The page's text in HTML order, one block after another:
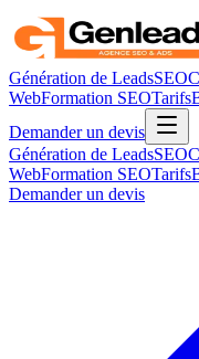
Génération de LeadsSEO
WebFormation SEOTarifs
Demander un devis
Génération de LeadsSEO
WebFormation SEOTarifs
Demander un devis